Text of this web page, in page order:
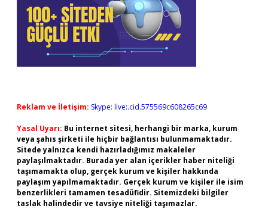
Reklam ve İletişim: Skype: live:.cid.575569c608265c69
Yasal Uyarı: Bu internet sitesi, herhangi bir marka, kurum
veya şahıs şirketi ile hiçbir bağlantısı bulunmamaktadır.
Sitede yalnızca kendi hazırladığımız makaleler
paylaşılmaktadır. Burada yer alan içerikler haber niteliği
taşımamakta olup, gerçek kurum ve kişiler hakkında
paylaşım yapılmamaktadır. Gerçek kurum ve kişiler ile isim
benzerlikleri tamamen tesadüfidir. Sitemizdeki bilgiler
taslak halindedir ve tavsiye niteliği taşımazlar.